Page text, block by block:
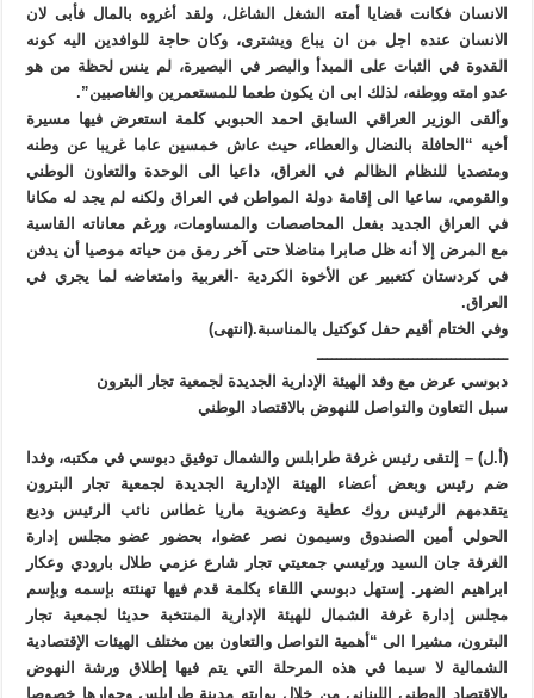
الانسان فكانت قضايا أمته الشغل الشاغل، ولقد أغروه بالمال فأبى لان
الانسان عنده اجل من ان يباع ويشترى، وكان حاجة للوافدين اليه كونه
القدوة في الثبات على المبدأ والبصر في البصيرة، لم ينس لحظة من هو
عدو امته ووطنه، لذلك ابى ان يكون طعما للمستعمرين والغاصبين”.
وألقى الوزير العراقي السابق احمد الحبوبي كلمة استعرض فيها مسيرة
أخيه “الحافلة بالنضال والعطاء، حيث عاش خمسين عاما غريبا عن وطنه
ومتصديا للنظام الظالم في العراق، داعيا الى الوحدة والتعاون الوطني
والقومي، ساعيا الى إقامة دولة المواطن في العراق ولكنه لم يجد له مكانا
في العراق الجديد بفعل المحاصصات والمساومات، ورغم معاناته القاسية
مع المرض إلا أنه ظل صابرا مناضلا حتى آخر رمق من حياته موصيا أن يدفن
في كردستان كتعبير عن الأخوة الكردية -العربية وامتعاضه لما يجري في
العراق.
وفي الختام أقيم حفل كوكتيل بالمناسبة.(انتهى)
ــــــــــــــــــــــــــــــــــــــــ
دبوسي عرض مع وفد الهيئة الإدارية الجديدة لجمعية تجار البترون
سبل التعاون والتواصل للنهوض بالاقتصاد الوطني
(أ.ل) – إلتقى رئيس غرفة طرابلس والشمال توفيق دبوسي في مكتبه، وفدا
ضم رئيس وبعض أعضاء الهيئة الإدارية الجديدة لجمعية تجار البترون
يتقدمهم الرئيس روك عطية وعضوية ماريا غطاس نائب الرئيس وديع
الحولي أمين الصندوق وسيمون نصر عضوا، بحضور عضو مجلس إدارة
الغرفة جان السيد ورئيسي جمعيتي تجار شارع عزمي طلال بارودي وعكار
ابراهيم الضهر. إستهل دبوسي اللقاء بكلمة قدم فيها تهنئته بإسمه وبإسم
مجلس إدارة غرفة الشمال للهيئة الإدارية المنتخبة حديثا لجمعية تجار
البترون، مشيرا الى “أهمية التواصل والتعاون بين مختلف الهيئات الإقتصادية
الشمالية لا سيما في هذه المرحلة التي يتم فيها إطلاق ورشة النهوض
بالإقتصاد الوطني اللبناني من خلال بوابته مدينة طرابلس وجوارها خصوصا